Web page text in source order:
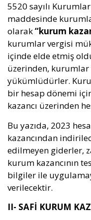
5520 sayılı
maddesinde
olarak“kurum
kurumlar vergisi
içinde elde etmiş
üzerinden,
yükümlüdürler.
bir hesap dönemi
kazancı üzerinden
Bu yazıda, 2023
kazancından
edilmeyen giderler,
kurum kazancının
bilgiler ile
verilecektir.
II- SAFİ KURUM